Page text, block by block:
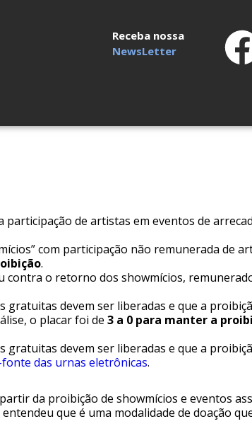
Receba nossa
NewsLetter
de artistas em eventos de
com participação não remunerada de
.
contra o retorno dos showmícios,
gratuitas devem ser liberadas e que a
o placar foi de 3 a 0 para manter a
gratuitas devem ser liberadas e que a
das urnas eletrônicas.
da proibição de showmícios e eventos
que é uma modalidade de doação